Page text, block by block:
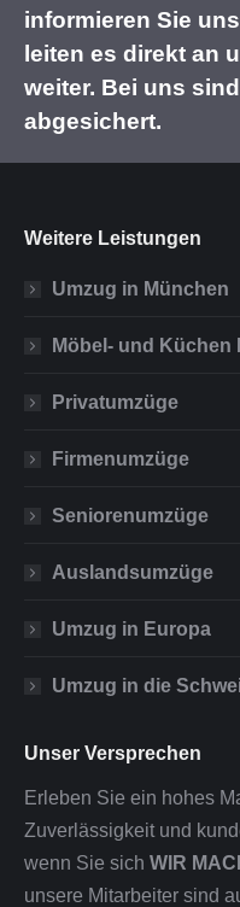
informieren Sie
leiten es direkt an
weiter. Bei uns
abgesichert.
Weitere Leistungen
Umzug in München
Möbel- und Küchen
Privatumzüge
Firmenumzüge
Seniorenumzüge
Auslandsumzüge
Umzug in Europa
Umzug in die
Unser Versprechen
Erleben Sie ein hohes
Zuverlässigkeit und
wenn Sie sich WIR
unsere Mitarbeiter sind